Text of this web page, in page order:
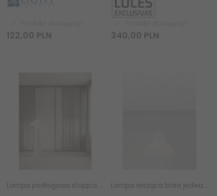
122,00 PLN 340,00 PLN
Lampa podłogowa stojąca lniana abażurowa biała rystykalna boho industrialna Luces Exclusivas Lampa wisząca biała jedwabna okrągła designerska nowoczesna minimalistyczna skandynawska nad stół Luces Exclusivas